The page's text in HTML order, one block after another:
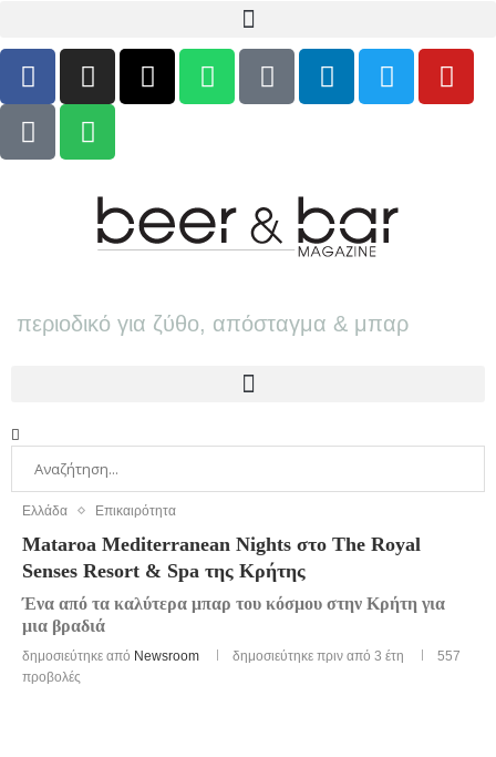
περιοδικό για ζύθο, απόσταγμα & μπαρ
Ελλάδα Επικαιρότητα
Mataroa Mediterranean Nights στο The Royal
Senses Resort & Spa της Κρήτης
Ένα από τα καλύτερα μπαρ του κόσμου στην Κρήτη για
μια βραδιά
δημοσιεύτηκε από Newsroom δημοσιεύτηκε πριν από 3 έτη
557
προβολές